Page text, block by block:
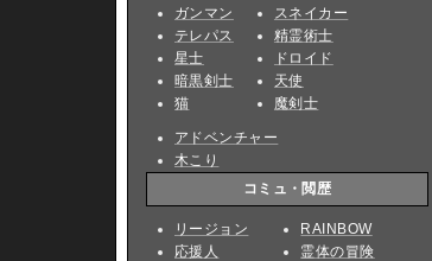
ガンマン
テレパス
星士
暗黒剣士
猫
スネイカー
精霊術士
ドロイド
天使
魔剣士
アドベンチャー
木こり
コミュ・閲歴
リージョン
応援人
RAINBOW
霊体の冒険